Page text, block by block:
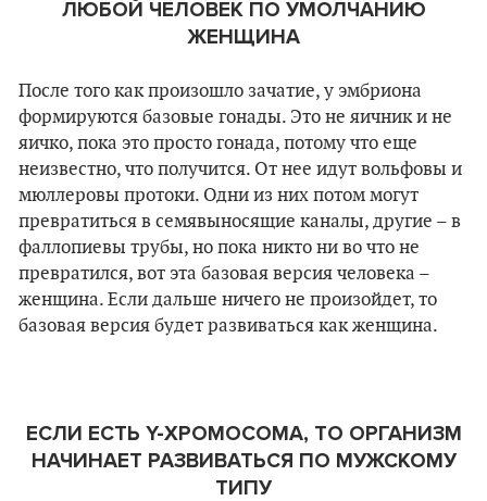
ЛЮБОЙ ЧЕЛОВЕК ПО УМОЛЧАНИЮ
ЖЕНЩИНА
После того как произошло зачатие, у эмбриона
формируются базовые гонады. Это не яичник и не
яичко, пока это просто гонада, потому что еще
неизвестно, что получится. От нее идут вольфовы и
мюллеровы протоки. Одни из них потом могут
превратиться в семявыносящие каналы, другие – в
фаллопиевы трубы, но пока никто ни во что не
превратился, вот эта базовая версия человека –
женщина. Если дальше ничего не произойдет, то
базовая версия будет развиваться как женщина.
ЕСЛИ ЕСТЬ Y-ХРОМОСОМА, ТО ОРГАНИЗМ
НАЧИНАЕТ РАЗВИВАТЬСЯ ПО МУЖСКОМУ
ТИПУ